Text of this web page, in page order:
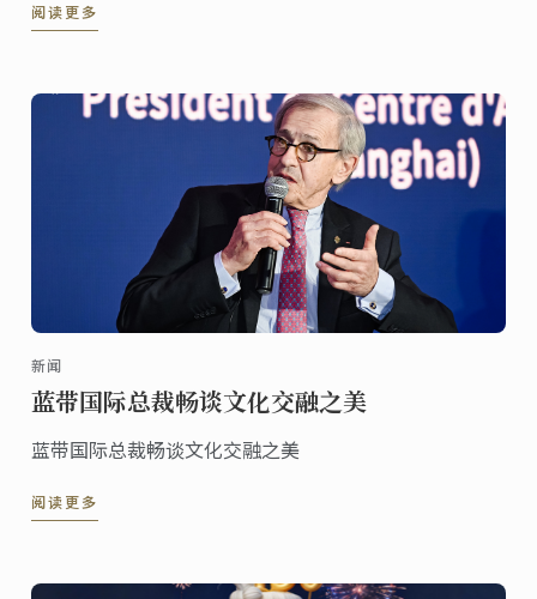
家的驻沪总领事、国际友人，以及来自艺术、文化等各
阅读更多
新闻
蓝带国际总裁畅谈文化交融之美
蓝带国际总裁畅谈文化交融之美
阅读更多